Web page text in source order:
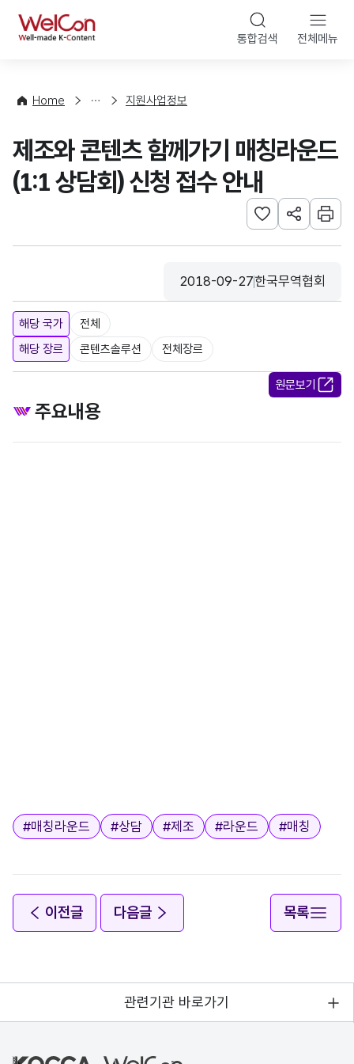
WelCon 통합검색 전체메뉴
Home
사
청
지원사업정보
제조와 콘텐츠 함께가기 매칭라운드
(1:1 상담회) 신청 접수 안내
관심사 등록하기
URL 공유하
인쇄
등록일
2018-09-27
수집기관
한국무역협회
해당 국가
전체
해당 장르
콘텐츠솔루션 전체장르
원문보기
주요내용
태그
#매칭라운드 #상담 #제조 #라운드 #매칭
이전글 다음글 목록
관련기관 바로가기